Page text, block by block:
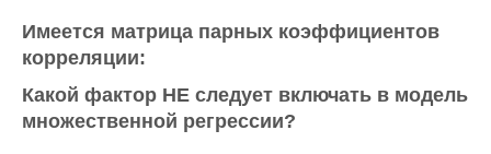
Имеется матрица парных коэффициентов
корреляции:
Какой фактор НЕ следует включать в модель
множественной регрессии?